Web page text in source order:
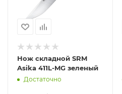
Нож складной SRM
Asika 411L-MG зеленый
Достаточно